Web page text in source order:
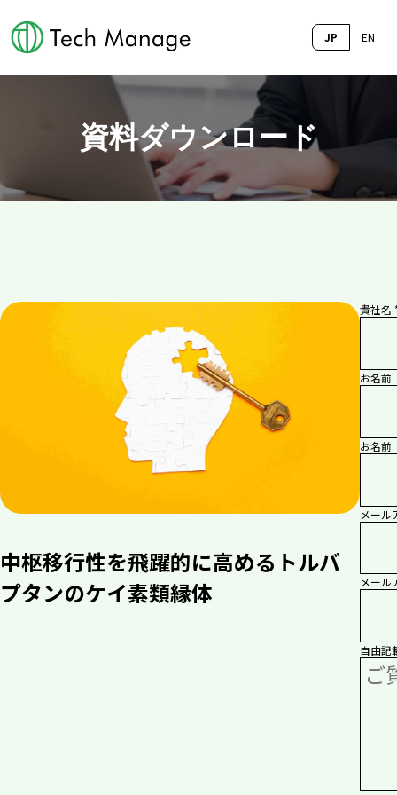
JP EN
資料ダウンロード
中枢移行性を飛躍的に高めるトルバ
プタンのケイ素類縁体
貴社名
お名
お名
メール
メール
自由記